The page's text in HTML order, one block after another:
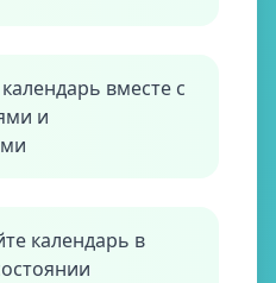
вместе с
и
календарь в